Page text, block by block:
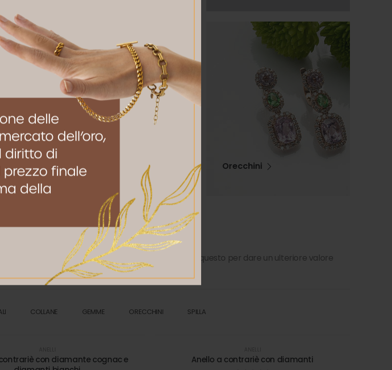
Orecchini
ultime creazioni
in gemme, è esclusivo e non viene mai riprodotto, questo per dare un ulteriore valore
deve restare unico, proprio come chi lo indossa.
COLLANE GEMME ORECCHINI SPILLA
con diamante cognac e
Anello a contrariè con diamanti